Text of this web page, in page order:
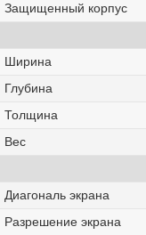
Защищенный корпус
Ширина
Глубина
Толщина
Вес
Диагональ экрана
Разрешение экрана